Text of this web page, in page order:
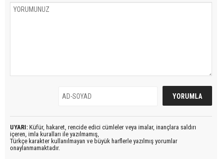
UYARI: Küfür, hakaret, rencide edici cümleler veya imalar, inançlara saldırı
içeren, imla kuralları ile yazılmamış,
Türkçe karakter kullanılmayan ve büyük harflerle yazılmış yorumlar
onaylanmamaktadır.